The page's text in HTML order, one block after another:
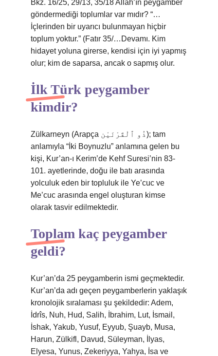
Bkz. 16/25, 29/13, 35/18 Allah’ın peygamber
göndermediği toplumlar var mıdır? “…
İçlerinden bir uyarıcı bulunmayan hiçbir
toplum yoktur.” (Fatır 35/…Devamı. Kim
hidayet yoluna girerse, kendisi için iyi yapmış
olur; kim de saparsa, ancak o sapmış olur.
İlk Türk peygamber
kimdir?
Zülkarneyn (Arapça ذُو ٱلْقَرْنَيْن); tam
anlamıyla “İki Boynuzlu” anlamına gelen bu
kişi, Kur’an-ı Kerim’de Kehf Suresi’nin 83-
101. ayetlerinde, doğu ile batı arasında
yolculuk eden bir topluluk ile Ye’cuc ve
Me’cuc arasında engel oluşturan kimse
olarak tasvir edilmektedir.
Toplam kaç peygamber
geldi?
Kur’an’da 25 peygamberin ismi geçmektedir.
Kur’an’da adı geçen peygamberlerin yaklaşık
kronolojik sıralaması şu şekildedir: Adem,
İdrîs, Nuh, Hud, Salih, İbrahim, Lut, İsmail,
İshak, Yakub, Yusuf, Eyyub, Şuayb, Musa,
Harun, Zülkifl, Davud, Süleyman, İlyas,
Elyesa, Yunus, Zekeriyya, Yahya, İsa ve